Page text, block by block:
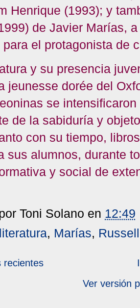
Henrique (1993); y
de Javier Marías,
el protagonista de
y su presencia
jeunesse dorée del
se
de la sabiduría y
con su tiempo,
sus alumnos, durante
y social de
Toni Solano en 12:49
literatura, Marías, Russell
recientes
Ver versión